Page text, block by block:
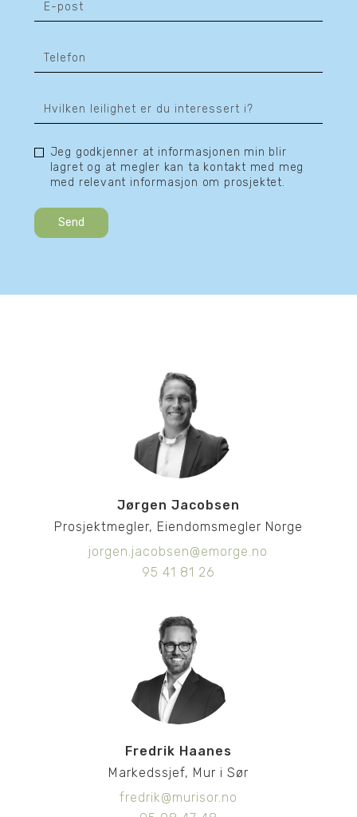
Jeg godkjenner at informasjonen min blir
lagret og at megler kan ta kontakt med meg
med relevant informasjon om prosjektet.
Jørgen Jacobsen
Prosjektmegler, Eiendomsmegler Norge
jorgen.jacobsen@emorge.no
95 41 81 26
Fredrik Haanes
Markedssjef, Mur i Sør
fredrik@murisor.no